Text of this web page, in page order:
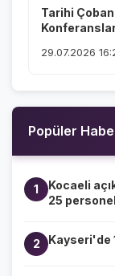
Tarihi
29.07.2026
Popüler
1
Kocaeli
25
2 Kayseri'de